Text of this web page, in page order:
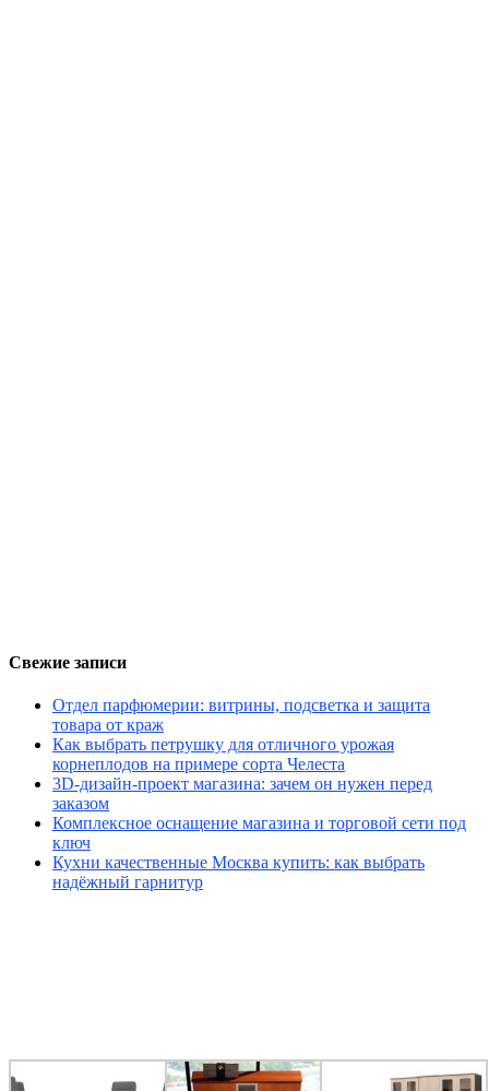
Свежие записи
Отдел парфюмерии: витрины, подсветка и защита
товара от краж
Как выбрать петрушку для отличного урожая
корнеплодов на примере сорта Челеста
3D-дизайн-проект магазина: зачем он нужен перед
заказом
Комплексное оснащение магазина и торговой сети под
ключ
Кухни качественные Москва купить: как выбрать
надёжный гарнитур